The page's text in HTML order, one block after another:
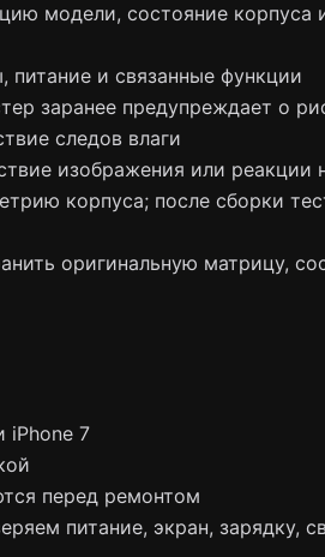
модели, состояние корпуса
питание и связанные функции
заранее предупреждает о
следов влаги
изображения или реакции
корпуса; после сборки
оригинальную матрицу,
iPhone 7
перед ремонтом
питание, экран, зарядку,